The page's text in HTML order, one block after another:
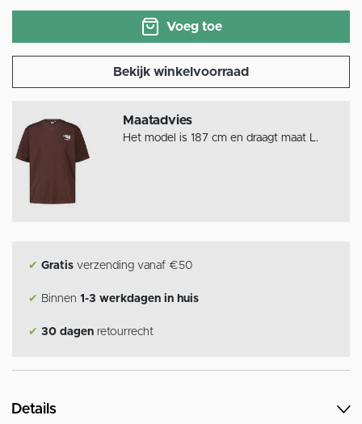
Voeg toe
Bekijk winkelvoorraad
Maatadvies
Het model is 187 cm en draagt maat L.
✔ Gratis verzending vanaf €50
✔ Binnen 1-3 werkdagen in huis
✔ 30 dagen retourrecht
Details